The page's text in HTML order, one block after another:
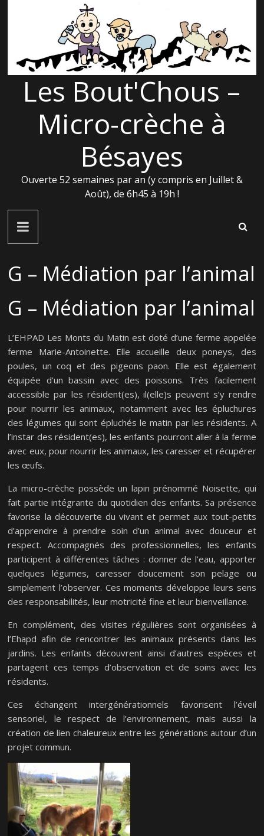
Les Bout'Chous –
Micro-crèche à
Bésayes
Ouverte 52 semaines par an (y compris en Juillet &
Août), de 6h45 à 19h !
G – Médiation par l’animal
G – Médiation par l’animal
L’EHPAD Les Monts du Matin est doté d’une ferme appelée
ferme Marie-Antoinette. Elle accueille deux poneys, des
poules, un coq et des pigeons paon. Elle est également
équipée d’un bassin avec des poissons. Très facilement
accessible par les résident(es), il(elle)s peuvent s’y rendre
pour nourrir les animaux, notamment avec les épluchures
des légumes qui sont épluchés le matin par les résidents. A
l’instar des résident(es), les enfants pourront aller à la ferme
avec eux, pour nourrir les animaux, les caresser et récupérer
les œufs.
La micro-crèche possède un lapin prénommé Noisette, qui
fait partie intégrante du quotidien des enfants. Sa présence
favorise la découverte du vivant et permet aux tout-petits
d’apprendre à prendre soin d’un animal avec douceur et
respect. Accompagnés des professionnelles, les enfants
participent à différentes tâches : donner de l’eau, apporter
quelques légumes, caresser doucement son pelage ou
simplement l’observer. Ces moments développe leurs sens
des responsabilités, leur motricité fine et leur bienveillance.
En complément, des visites régulières sont organisées à
l’Ehapd afin de rencontrer les animaux présents dans les
jardins. Les enfants découvrent ainsi d’autres espèces et
partagent ces temps d’observation et de soins avec les
résidents.
Ces échangent intergénérationnels favorisent l’éveil
sensoriel, le respect de l’environnement, mais aussi la
création de lien chaleureux entre les générations autour d’un
projet commun.